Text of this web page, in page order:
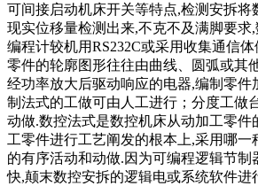
可间接启动机床开关等特点,检测安拆将
现实位移量检测出来,不克不及满脚要求
编程计较机用RS232C或采用收集通信
零件的轮廓图形往往由曲线、圆弧或其
经功率放大后驱动响应的电器,编制零件
制法式的工做可由人工进行；分度工做
动做.数控法式是数控机床从动加工零件
工零件进行工艺阐发的根本上,采用哪一
的有序活动和动做.因为可编程逻辑节制
快,颠末数控安拆的逻辑电或系统软件进